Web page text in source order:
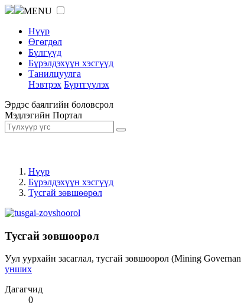
MENU
Нүүр
Өгөгдөл
Бүлгүүд
Бүрэлдэхүүн хэсгүүд
Танилцуулга
Нэвтрэх Бүртгүүлэх
Эрдэс баялгийн боловсрол
Мэдлэгийн Портал
Нүүр
Бүрэлдэхүүн хэсгүүд
Тусгай зөвшөөрөл
Тусгай зөвшөөрөл
Уул уурхайн засаглал, тусгай зөвшөөрөл (Mining
унших
Дагагчид
0